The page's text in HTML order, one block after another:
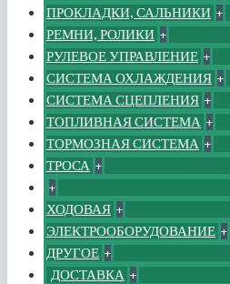
ПРОКЛАДКИ, САЛЬНИКИ +
РЕМНИ, РОЛИКИ +
РУЛЕВОЕ УПРАВЛЕНИЕ +
СИСТЕМА ОХЛАЖДЕНИЯ +
СИСТЕМА СЦЕПЛЕНИЯ +
ТОПЛИВНАЯ СИСТЕМА +
ТОРМОЗНАЯ СИСТЕМА +
ТРОСА +
+
ХОДОВАЯ +
ЭЛЕКТРООБОРУДОВАНИЕ +
ДРУГОЕ +
ДОСТАВКА +